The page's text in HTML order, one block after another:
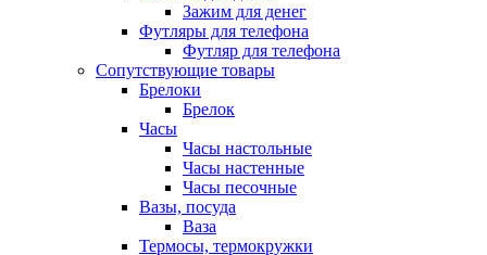
Зажим для денег
Футляры для телефона
Футляр для телефона
Сопутствующие товары
Брелоки
Брелок
Часы
Часы настольные
Часы настенные
Часы песочные
Вазы, посуда
Ваза
Термосы, термокружки